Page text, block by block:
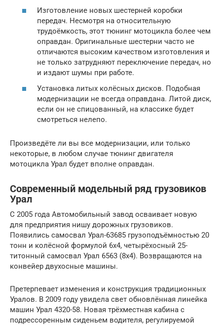
Изготовление новых шестерней коробки
передач. Несмотря на относительную
трудоёмкость, этот тюнинг мотоцикла более чем
оправдан. Оригинальные шестерни часто не
отличаются высоким качеством изготовления и
не только затрудняют переключение передач, но
и издают шумы при работе.
Установка литых колёсных дисков. Подобная
модернизации не всегда оправдана. Литой диск,
если он не спицованный, на классике будет
смотреться нелепо.
Произведёте ли вы все модернизации, или только
некоторые, в любом случае тюнинг двигателя
мотоцикла Урал будет вполне оправдан.
Современный модельный ряд грузовиков
Урал
С 2005 года Автомобильный завод осваивает новую
для предприятия нишу дорожных грузовиков.
Появились самосвал Урал-63685 грузоподъёмностью 20
тонн и колёсной формулой 6х4, четырёхосный 25-
титонный самосвал Урал 6563 (8х4). Возвращаются на
конвейер двухосные машины.
Претерпевает изменения и конструкция традиционных
Уралов. В 2009 году увидела свет обновлённая линейка
машин Урал 4320-58. Новая трёхместная кабина с
подрессоренным сиденьем водителя, регулируемой